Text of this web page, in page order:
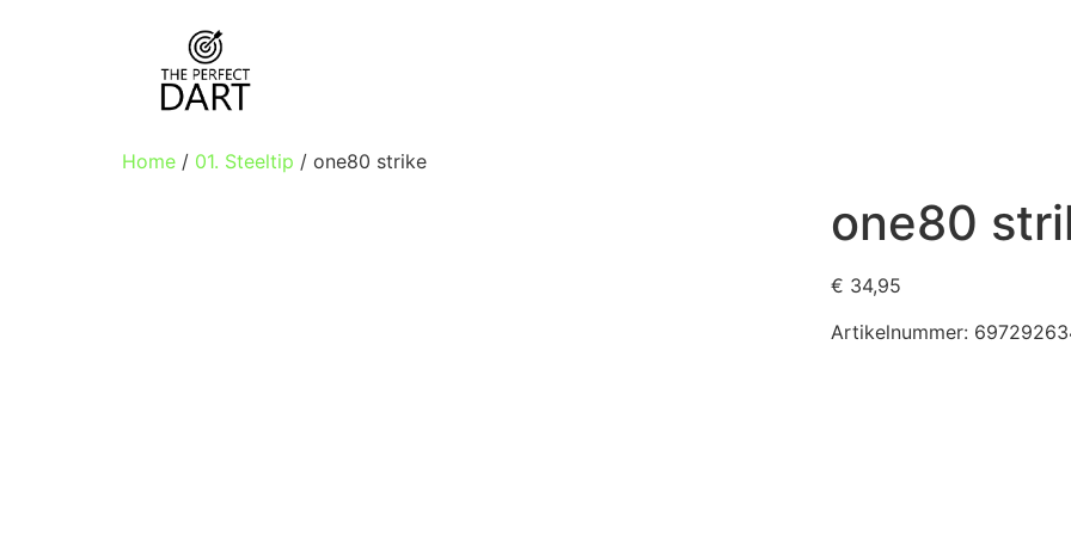
Home / 01. Steeltip / one80 strike
one80
€ 34,95
Artikelnummer: